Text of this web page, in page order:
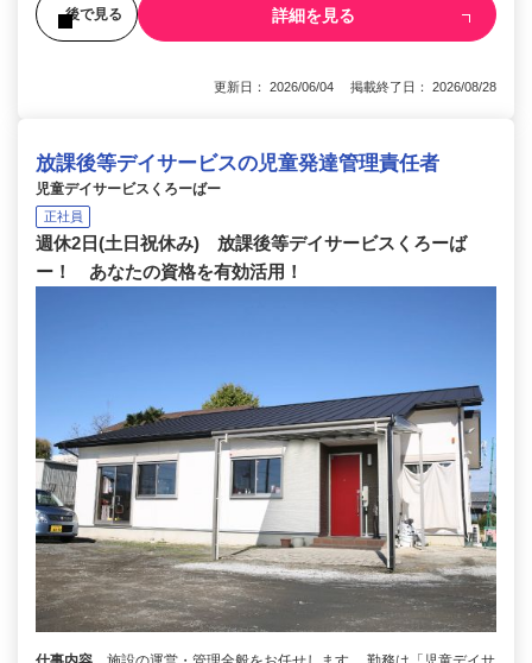
後で見る 詳細を見る
更新日： 2026/06/04 掲載終了日： 2026/08/28
放課後等デイサービスの児童発達管理責任者
児童デイサービスくろーばー
正社員
週休2日(土日祝休み) 放課後等デイサービスくろーば
ー！ あなたの資格を有効活用！